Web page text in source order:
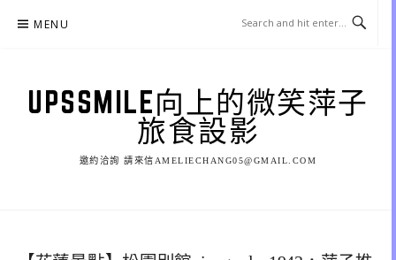
MENU
UPSSMILE向上的微笑萍子
旅食設影
邀約洽詢 請來信AMELIECHANG05@GMAIL.COM